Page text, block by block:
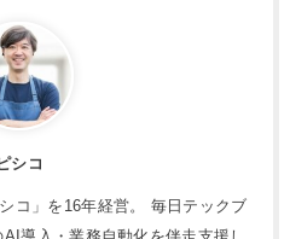
シコ
コ」を16年経営。 毎日テックブ